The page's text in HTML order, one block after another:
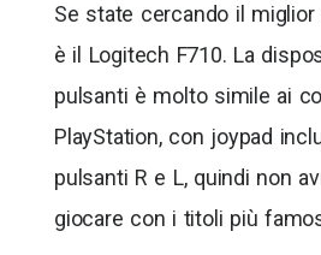
Se state cercando il miglior
è il Logitech F710. La
pulsanti è molto simile ai
PlayStation, con joypad
pulsanti R e L, quindi non
giocare con i titoli più